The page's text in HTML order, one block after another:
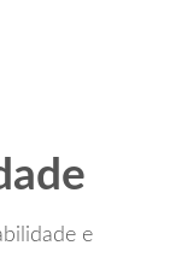
e